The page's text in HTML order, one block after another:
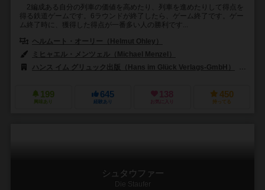
2編成ある自分の列車の価値を高めたり、列車を進めたりして得点を
得る鉄道ゲームです。6ラウンドが終了したら、ゲーム終了です。ゲー
ム終了時に、獲得した得点が一番多い人の勝利です...
ヘルムート・オーリー（Helmut Ohley）
ミヒャエル・メンツェル（Michael Menzel）
ハンス イム グリュック出版（Hans im Glück Verlags-GmbH）
199
興味あり
645
経験あり
138
お気に入り
450
持ってる
シュタウファー
Die Staufer